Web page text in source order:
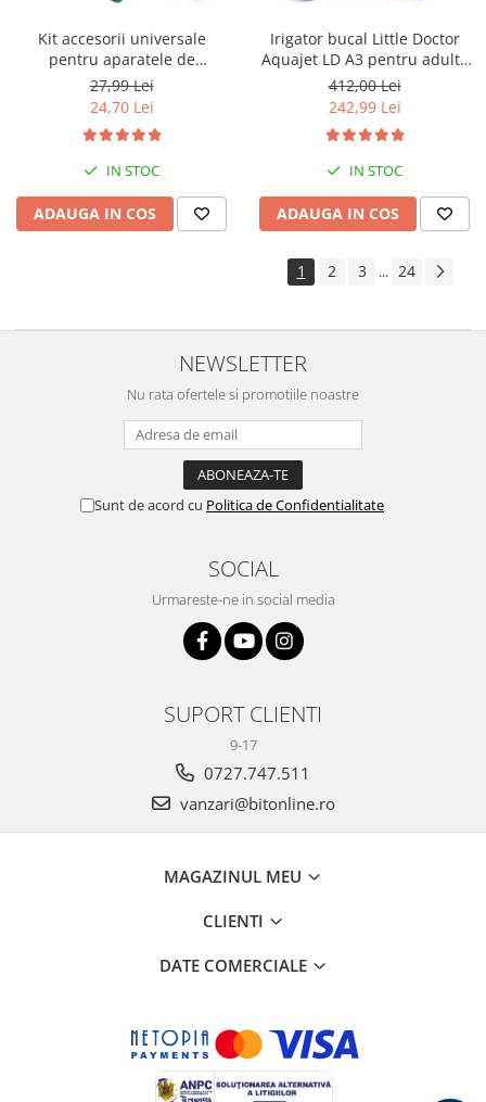
Kit accesorii universale
pentru aparatele de
nebulizare cu compresor
RedLine RDA007, masca
medie rotativa, furtun 2m si
kit de nebulizare
27,99 Lei
24,70 Lei
IN STOC
ADAUGA IN COS
Irigator bucal Little Doctor
Aquajet LD A3 pentru adulti,
profesional, 1500
impulsuri/min, 2 duze, alb
412,00 Lei
242,99 Lei
IN STOC
ADAUGA IN COS
1 2 3 ... 24
NEWSLETTER
Nu rata ofertele si promotiile noastre
Sunt de acord cu Politica de Confidentialitate
SOCIAL
Urmareste-ne in social media
SUPORT CLIENTI
9-17
0727.747.511
vanzari@bitonline.ro
MAGAZINUL MEU
CLIENTI
DATE COMERCIALE